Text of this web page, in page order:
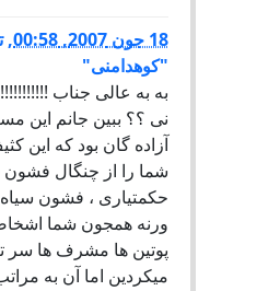
18 جون 2007, 00:58 ,
"کوهدامنی"
به به عالی جناب
نی ؟؟ ببین جانم این
آزاده گان بود که این
شما را از چنگال
حکمتیاری ، فشون سیاه
ورنه همجون شما
پوتین ها مشرف ها سر
میکردین اما آن به